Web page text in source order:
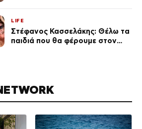
LIFE
Στέφανος Κασσελάκης: Θέλω τα
παιδιά που θα φέρουμε στον